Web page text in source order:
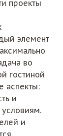
проекты
элемент
во
гостиной
аспекты:
и
и